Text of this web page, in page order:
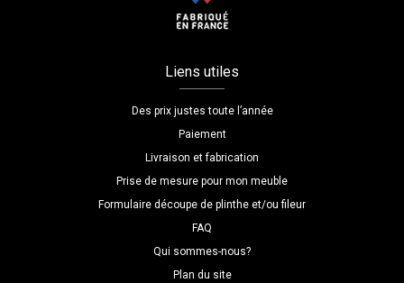
Liens utiles
Des prix justes toute l’année
Paiement
Livraison et fabrication
Prise de mesure pour mon meuble
Formulaire découpe de plinthe et/ou fileur
FAQ
Qui sommes-nous?
Plan du site